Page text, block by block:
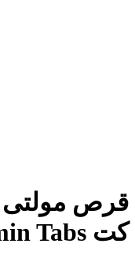
قرص مولتی
کت Multi Vitamin Tabs